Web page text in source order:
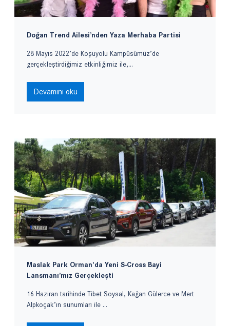
Doğan Trend Ailesi’nden Yaza Merhaba Partisi
28 Mayıs 2022’de Koşuyolu Kampüsümüz’de
gerçekleştirdiğimiz etkinliğimiz ile,...
Devamını oku
Maslak Park Orman'da Yeni S-Cross Bayi
Lansmanı’mız Gerçekleşti
16 Haziran tarihinde Tibet Soysal, Kağan Gülerce ve Mert
Alpkoçak’ın sunumları ile ...